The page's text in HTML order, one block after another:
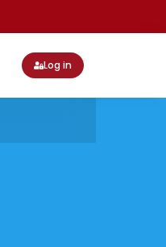
Log in